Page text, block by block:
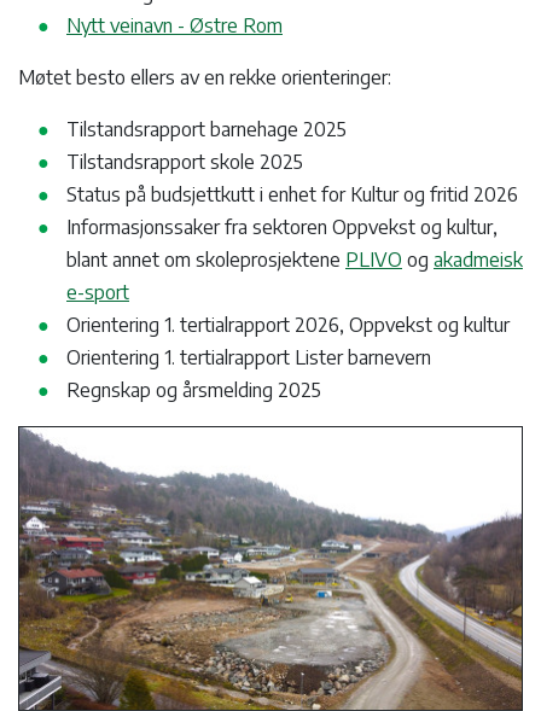
Nytt veinavn - Østre Rom
Møtet besto ellers av en rekke orienteringer:
Tilstandsrapport barnehage 2025
Tilstandsrapport skole 2025
Status på budsjettkutt i enhet for Kultur og fritid 2026
Informasjonssaker fra sektoren Oppvekst og kultur,
blant annet om skoleprosjektene PLIVO og akadmeisk
e-sport
Orientering 1. tertialrapport 2026, Oppvekst og kultur
Orientering 1. tertialrapport Lister barnevern
Regnskap og årsmelding 2025